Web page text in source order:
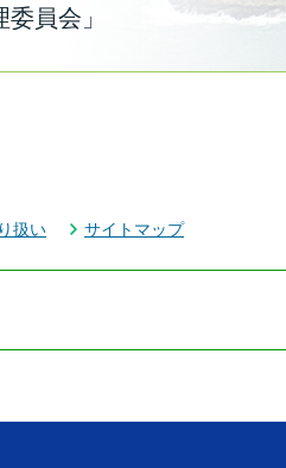
員会」
扱い サイトマップ